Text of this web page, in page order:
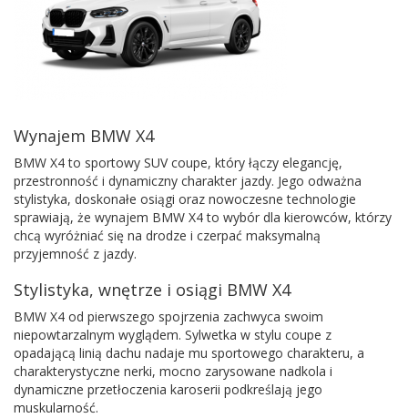
Wynajem BMW X4
BMW X4 to sportowy SUV coupe, który łączy elegancję,
przestronność i dynamiczny charakter jazdy. Jego odważna
stylistyka, doskonałe osiągi oraz nowoczesne technologie
sprawiają, że wynajem BMW X4 to wybór dla kierowców, którzy
chcą wyróżniać się na drodze i czerpać maksymalną
przyjemność z jazdy.
Stylistyka, wnętrze i osiągi BMW X4
BMW X4 od pierwszego spojrzenia zachwyca swoim
niepowtarzalnym wyglądem. Sylwetka w stylu coupe z
opadającą linią dachu nadaje mu sportowego charakteru, a
charakterystyczne nerki, mocno zarysowane nadkola i
dynamiczne przetłoczenia karoserii podkreślają jego
muskularność.